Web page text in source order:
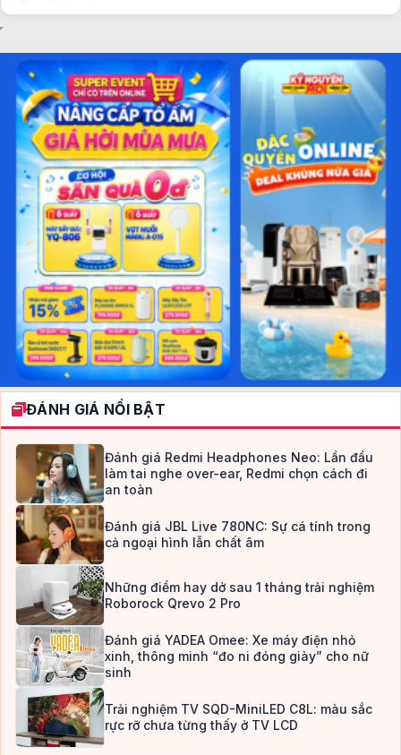
ĐÁNH GIÁ NỔI BẬT
Đánh giá Redmi Headphones Neo: Lần đầu
làm tai nghe over-ear, Redmi chọn cách đi
an toàn
Đánh giá JBL Live 780NC: Sự cá tính trong
cả ngoại hình lẫn chất âm
Những điểm hay dở sau 1 tháng trải nghiệm
Roborock Qrevo 2 Pro
Đánh giá YADEA Omee: Xe máy điện nhỏ
xinh, thông minh “đo ni đóng giày” cho nữ
sinh
Trải nghiệm TV SQD-MiniLED C8L: màu sắc
rực rỡ chưa từng thấy ở TV LCD